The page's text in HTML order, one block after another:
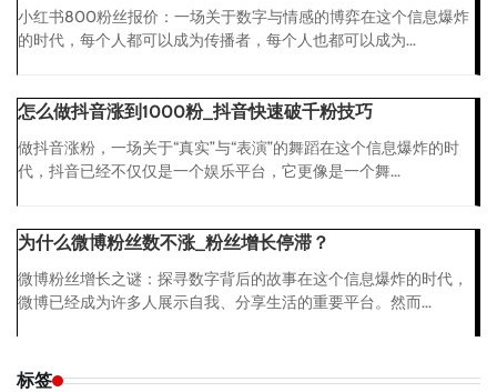
小红书800粉丝报价：一场关于数字与情感的博弈在这个信息爆炸
的时代，每个人都可以成为传播者，每个人也都可以成为...
怎么做抖音涨到1000粉_抖音快速破千粉技巧
做抖音涨粉，一场关于“真实”与“表演”的舞蹈在这个信息爆炸的时
代，抖音已经不仅仅是一个娱乐平台，它更像是一个舞...
为什么微博粉丝数不涨_粉丝增长停滞？
微博粉丝增长之谜：探寻数字背后的故事在这个信息爆炸的时代，
微博已经成为许多人展示自我、分享生活的重要平台。然而...
标签